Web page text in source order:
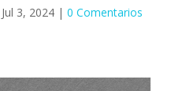
Jul 3, 2024| 0 Comentarios